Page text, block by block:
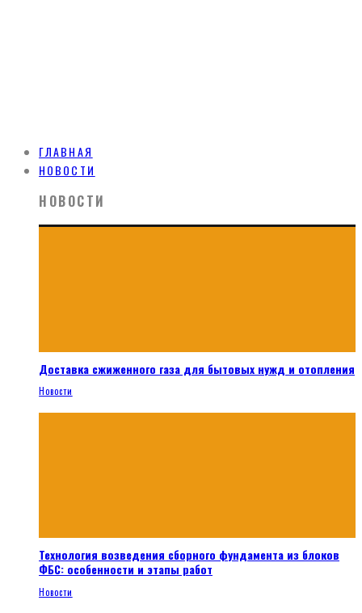
ГЛАВНАЯ
НОВОСТИ
НОВОСТИ
Доставка сжиженного газа для бытовых нужд и отопления
Новости
Технология возведения сборного фундамента из блоков
ФБС: особенности и этапы работ
Новости